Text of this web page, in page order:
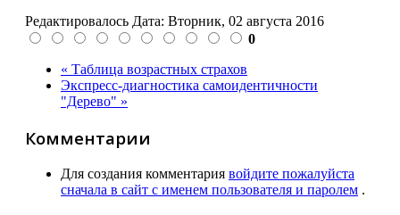
Редактировалось Дата: Вторник, 02 августа 2016
0
« Таблица возрастных страхов
Экспресс-диагностика самоидентичности
"Дерево" »
Комментарии
Для создания комментария войдите пожалуйста
сначала в сайт с именем пользователя и паролем .